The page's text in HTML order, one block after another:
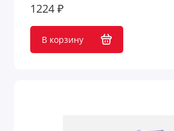
1224 ₽
В корзину